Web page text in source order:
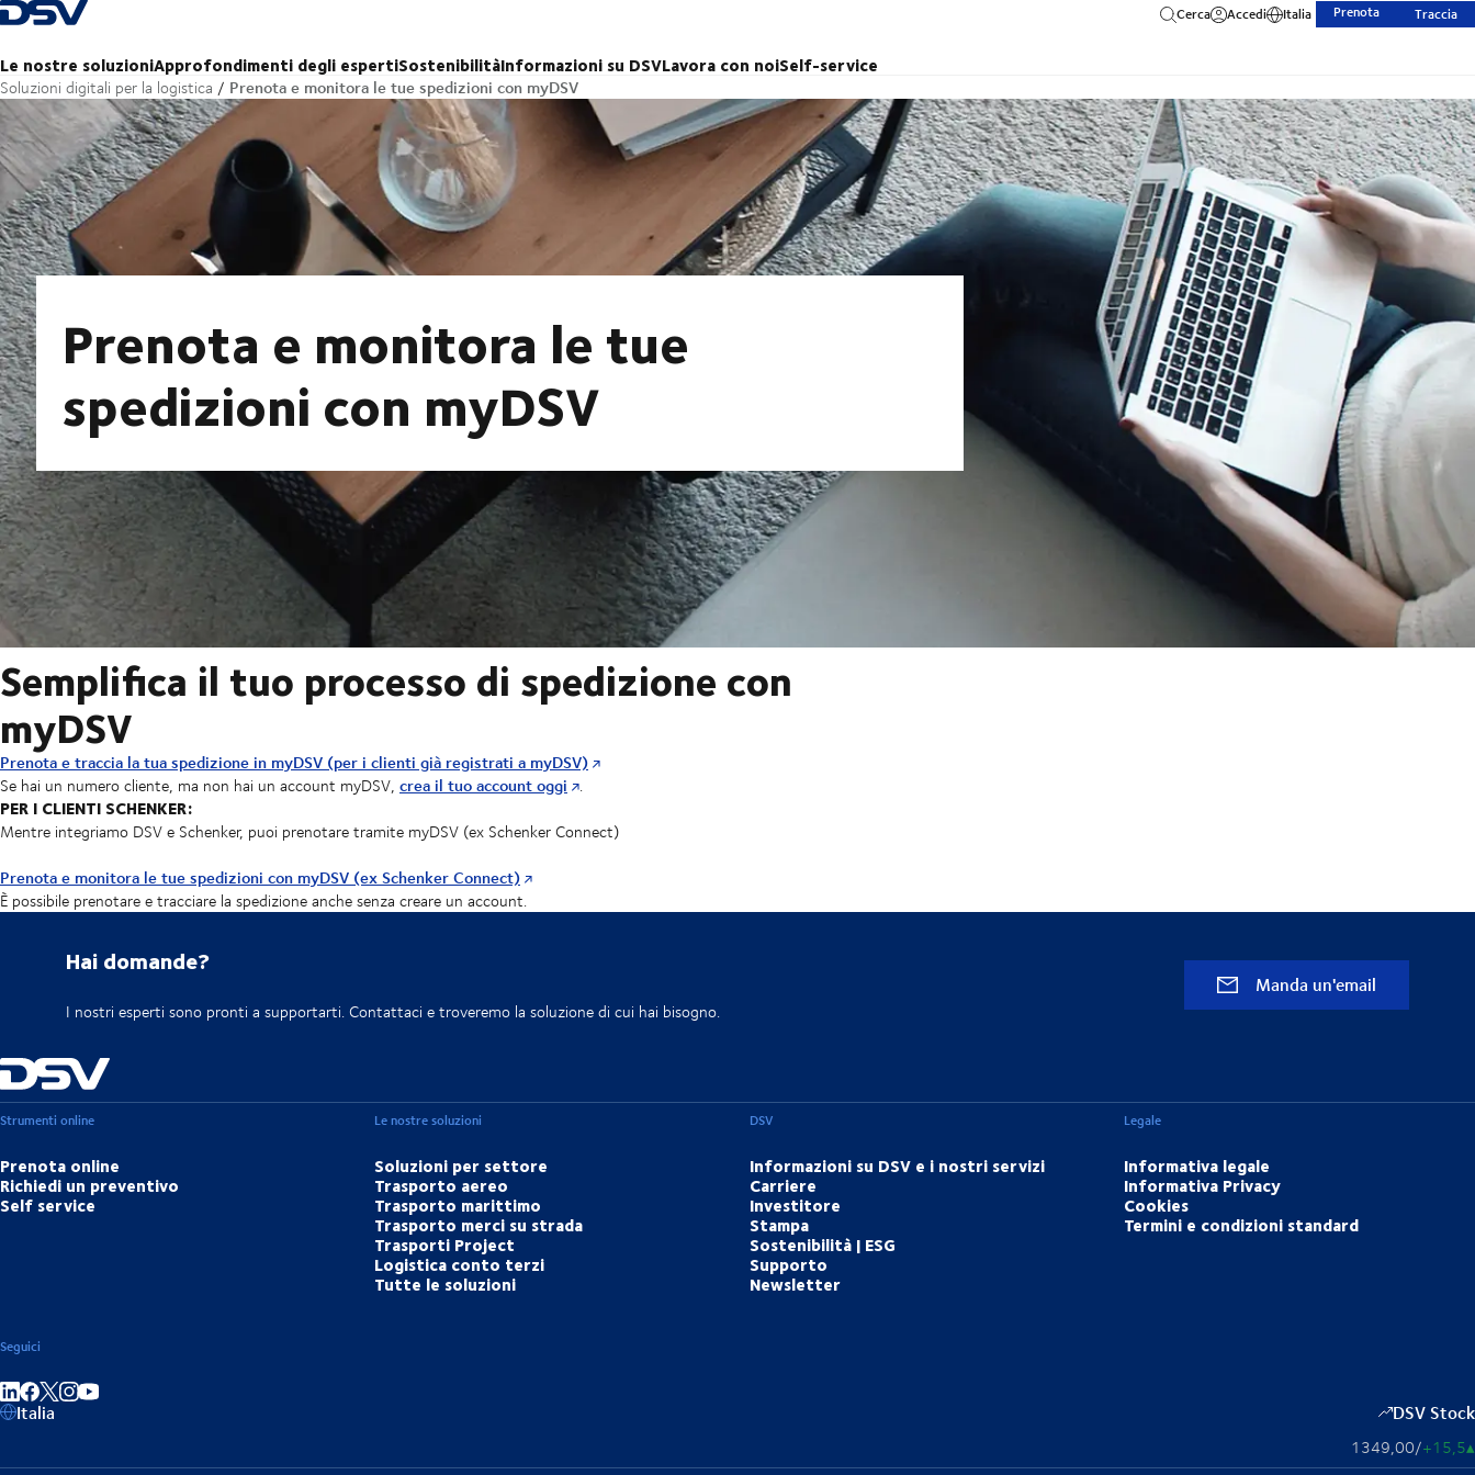
Torna alla pagina iniziale
Le nostre soluzioniApprofondimenti degli espertiSostenibilitàInformazioni su DSVLavora con noiSelf-service
Cerca Accedi Italia Prenota Traccia
Soluzioni digitali per la logistica Prenota e monitora le tue spedizioni con myDSV
Prenota e monitora le tue
spedizioni con myDSV
Semplifica il tuo processo di spedizione con
myDSV
Prenota e traccia la tua spedizione in myDSV (per i clienti già registrati a myDSV)
Se hai un numero cliente, ma non hai un account myDSV, crea il tuo account oggi .
PER I CLIENTI SCHENKER:
Mentre integriamo DSV e Schenker, puoi prenotare tramite myDSV (ex Schenker Connect)
Prenota e monitora le tue spedizioni con myDSV (ex Schenker Connect)
È possibile prenotare e tracciare la spedizione anche senza creare un account.
Hai domande?
I nostri esperti sono pronti a supportarti. Contattaci e troveremo la soluzione di cui hai bisogno.
Manda un'email
Strumenti online
Prenota online
Richiedi un preventivo
Self service
Le nostre soluzioni
Soluzioni per settore
Trasporto aereo
Trasporto marittimo
Trasporto merci su strada
Trasporti Project
Logistica conto terzi
Tutte le soluzioni
DSV
Informazioni su DSV e i nostri servizi
Carriere
Investitore
Stampa
Sostenibilità | ESG
Supporto
Newsletter
Legale
Informativa legale
Informativa Privacy
Cookies
Termini e condizioni standard
Seguici
Condividi su LinkedIn
Condividi su Facebook
Italia DSV Stock
1349,00/+15,5▴